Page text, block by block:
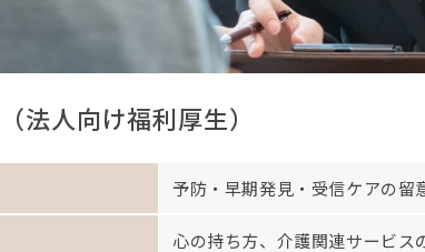
（法人向け福利厚生）
予防・早期発見・受信ケアの留
心の持ち方、介護関連サービス